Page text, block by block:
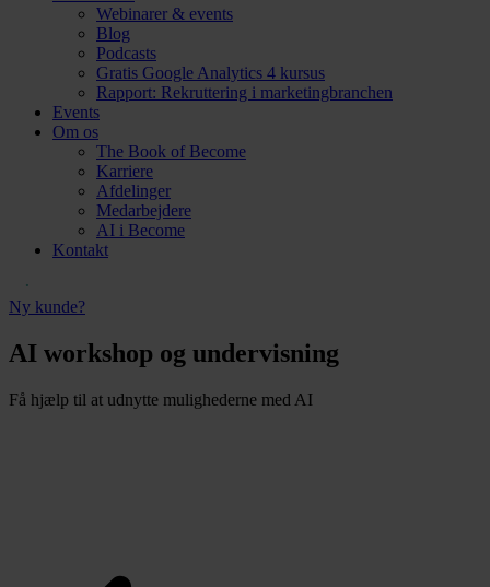
Webinarer & events
Blog
Podcasts
Gratis Google Analytics 4 kursus
Rapport: Rekruttering i marketingbranchen
Events
Om os
The Book of Become
Karriere
Afdelinger
Medarbejdere
AI i Become
Kontakt
Ny kunde?
AI workshop og undervisning
Få hjælp til at udnytte mulighederne med AI